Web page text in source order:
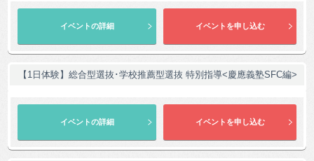
【1日体験】総合型選抜･学校推薦型選抜 特別指導<慶應義塾SFC編>